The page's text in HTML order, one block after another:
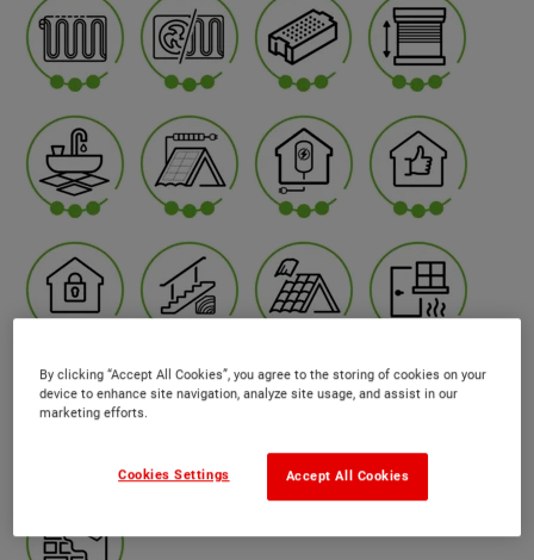
By clicking “Accept All Cookies”, you agree to the storing of cookies on your
device to enhance site navigation, analyze site usage, and assist in our
marketing efforts.
Accept All Cookies
Cookies Settings